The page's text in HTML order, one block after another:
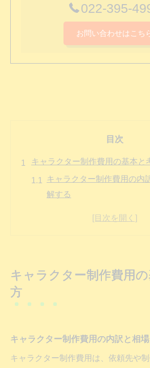
022-395-
お問い合わせはこち
目次
キャラクター制作費用の基本と
キャラクター制作費用の内
解する
依頼先で変わるキャラクタ
用途別に見るキャラクター制作
企業やSNS用途で異なるキ
キャラクター制作費用の
方
キャラクター制作費用の内訳と相
キャラクター制作費用は、依頼先や